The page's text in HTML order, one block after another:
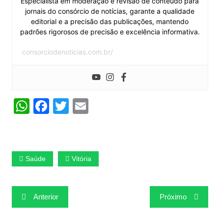
jornais do consórcio de notícias, garante a qualidade
editorial e a precisão das publicações, mantendo
padrões rigorosos de precisão e excelência informativa.
consorciodenoticias.com.br/
W
s
A
p
p
F
e
b
o
o
T
er
E
l
Saúde Vitória
Navegação
de
Anterior Próximo